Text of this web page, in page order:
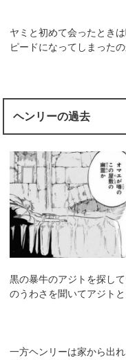
ヤミと初めて会ったとき
ピードになってしまったの
ヘンリーの過去
黒の暴牛のアジトを探し
のうわさを聞いてアジト
一方ヘンリーは家から出